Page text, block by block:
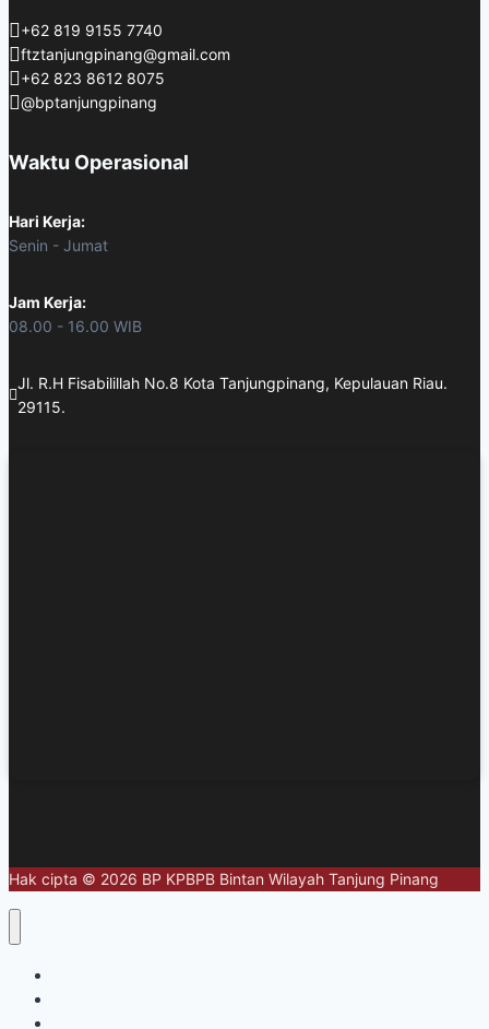
+62 819 9155 7740
ftztanjungpinang@gmail.com
+62 823 8612 8075
@bptanjungpinang
Waktu Operasional
Hari Kerja:
Senin - Jumat
Jam Kerja:
08.00 - 16.00 WIB
Jl. R.H Fisabilillah No.8 Kota Tanjungpinang, Kepulauan Riau.
29115.
Hak cipta © 2026 BP KPBPB Bintan Wilayah Tanjung Pinang